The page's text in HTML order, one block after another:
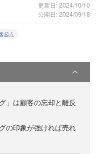
更新日: 2024/10/10
公開日: 2024/09/18
起点
」は顧客の忘却と離反
の印象が強ければ売れ